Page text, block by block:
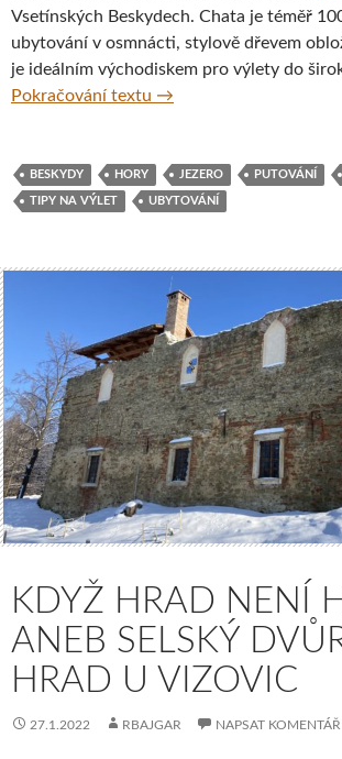
Vsetínských Beskydech. Chata je téměř
ubytování v osmnácti, stylově dřevem
je ideálním východiskem pro výlety do
Pokračování textu Z chaty Vsacký Cáb za
→
BESKYDY HORY JEZERO PUTOVÁNÍ
TIPY NA VÝLET UBYTOVÁNÍ
KDYŽ HRAD NENÍ
ANEB SELSKÝ
HRAD U VIZOVIC
27.1.2022 RBAJGAR NAPSAT KOMENTÁŘ